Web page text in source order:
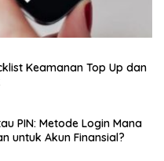
Keamanan Top Up dan
PIN: Metode Login Mana
untuk Akun Finansial?